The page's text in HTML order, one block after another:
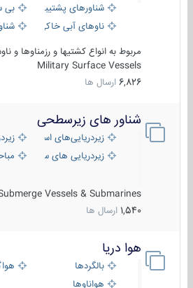
شناورهای پشتیبانی
بی
ناوهای آبی خاکی و نیروبر
مربوط به انواع کشتیها و رزمناوها و
Military Surface Vessels
6,826 ارسال ها
شناور های زیرسطحی
زیردریایی‌های استراتژیک
زیردریایی های سبک
Submerge Vessels & Submarines
1,540 ارسال ها
هوا دریا
بالگردها
هواناوها